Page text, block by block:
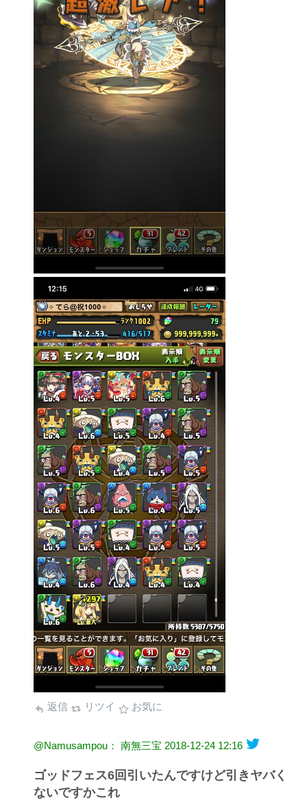
返信 リツイ お気に
@Namusampou： 南無三宝 2018-12-24 12:16
ゴッドフェス6回引いたんですけど引きヤバく
ないですかこれ